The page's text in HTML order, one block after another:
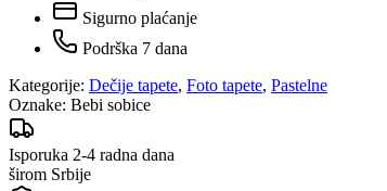
Sigurno plaćanje
Podrška 7 dana
Kategorije: Dečije tapete, Foto tapete, Pastelne
Oznake: Bebi sobice
Isporuka 2-4 radna dana
širom Srbije